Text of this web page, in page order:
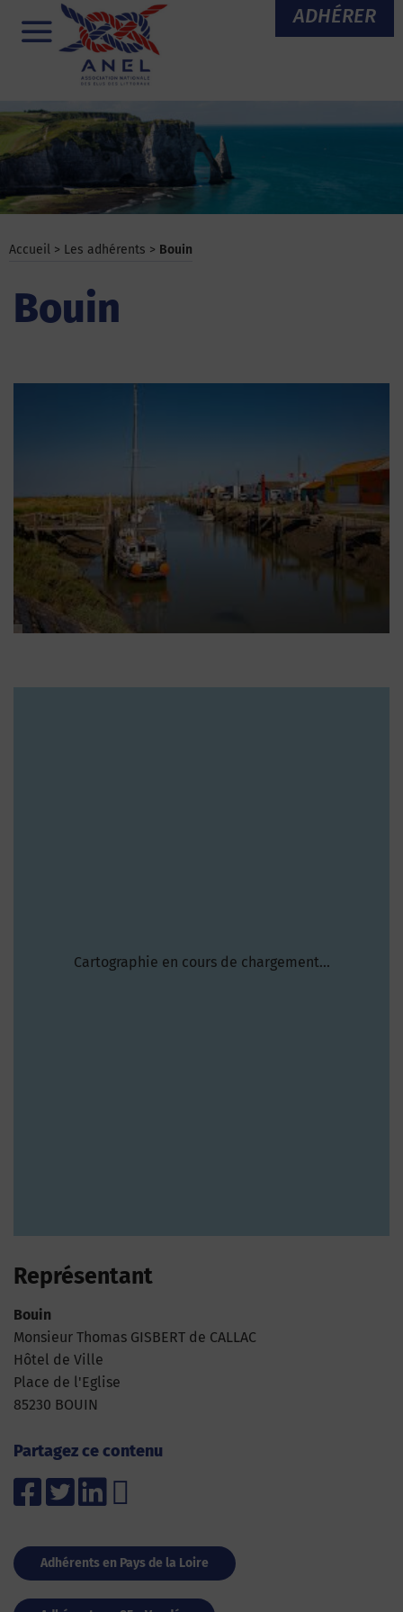
ADHÉRER
Menu
Accueil > Les adhérents > Bouin
Bouin
Cartographie en cours de chargement...
Représentant
Bouin
Monsieur Thomas GISBERT de CALLAC
Hôtel de Ville
Place de l'Eglise
85230 BOUIN
Partagez ce contenu
Adhérents en Pays de la Loire